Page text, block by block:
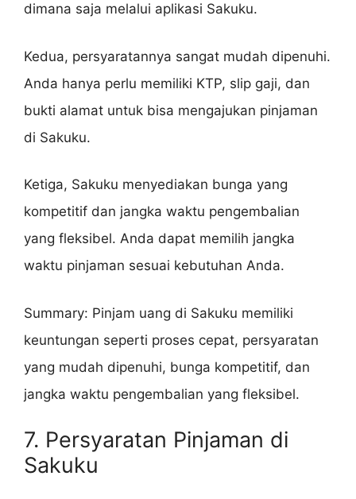
dimana saja melalui aplikasi Sakuku.
Kedua, persyaratannya sangat mudah dipenuhi.
Anda hanya perlu memiliki KTP, slip gaji, dan
bukti alamat untuk bisa mengajukan pinjaman
di Sakuku.
Ketiga, Sakuku menyediakan bunga yang
kompetitif dan jangka waktu pengembalian
yang fleksibel. Anda dapat memilih jangka
waktu pinjaman sesuai kebutuhan Anda.
Summary: Pinjam uang di Sakuku memiliki
keuntungan seperti proses cepat, persyaratan
yang mudah dipenuhi, bunga kompetitif, dan
jangka waktu pengembalian yang fleksibel.
7. Persyaratan Pinjaman di
Sakuku